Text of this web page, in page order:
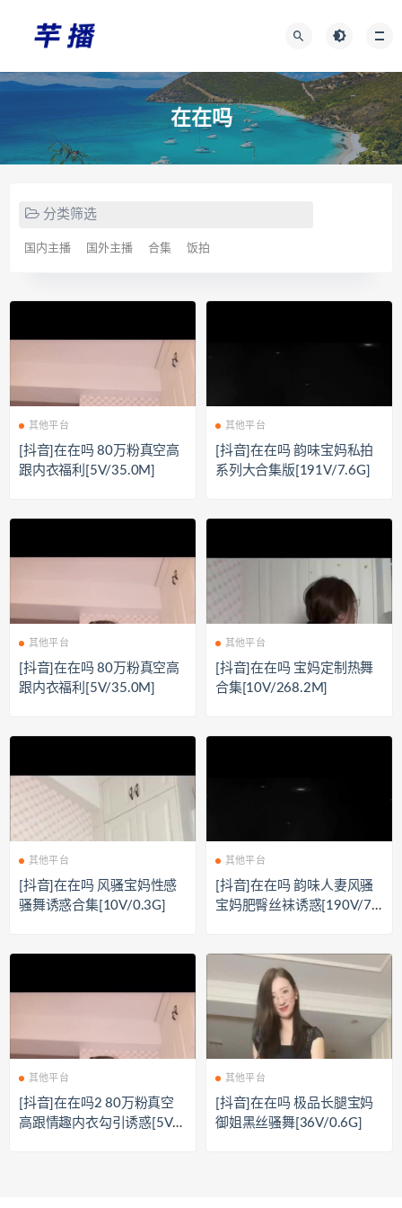
在在吗
分类筛选
国内主播 国外主播 合集 饭拍
其他平台
[抖音]在在吗 80万粉真空高
跟内衣福利[5V/35.0M]
其他平台
[抖音]在在吗 韵味宝妈私拍
系列大合集版[191V/7.6G]
其他平台
[抖音]在在吗 80万粉真空高
跟内衣福利[5V/35.0M]
其他平台
[抖音]在在吗 宝妈定制热舞
合集[10V/268.2M]
其他平台
[抖音]在在吗 风骚宝妈性感
骚舞诱惑合集[10V/0.3G]
其他平台
[抖音]在在吗 韵味人妻风骚
宝妈肥臀丝袜诱惑[190V/7.4
其他平台
[抖音]在在吗2 80万粉真空
高跟情趣内衣勾引诱惑[5V/3
其他平台
[抖音]在在吗 极品长腿宝妈
御姐黑丝骚舞[36V/0.6G]